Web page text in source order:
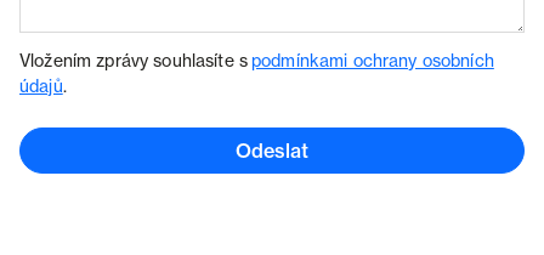
Vložením zprávy souhlasíte spodmínkami ochrany osobních
údajů.
Odeslat